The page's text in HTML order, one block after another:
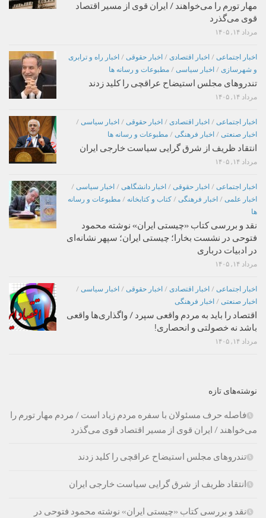
مهار تورم را می‌خواهند / ایران قوی از مسیر اقتصاد
قوی می‌گذرد
مرداد ۱۴, ۱۴۰۵
اخبار اجتماعی / اخبار اقتصادی / اخبار حقوقی / اخبار راه و ترابری
و شهرسازی / اخبار سیاسی / مطبوعات و رسانه ها
تندروهای مجلس استیضاح عراقچی را کلید زدند
مرداد ۱۴, ۱۴۰۵
اخبار اجتماعی / اخبار اقتصادی / اخبار حقوقی / اخبار سیاسی /
اخبار صنعتی / اخبار فرهنگی / مطبوعات و رسانه ها
انتقاد ظریف از شرق گرایی سیاست خارجی ایران
مرداد ۱۴, ۱۴۰۵
اخبار اجتماعی / اخبار حقوقی / اخبار دانشگاهی / اخبار سیاسی /
اخبار علمی / اخبار فرهنگی / کتاب و کتابخانه / مطبوعات و رسانه
ها
نقد و بررسی کتاب «چیستی ایران» نوشته محمود
فتوحی در نشست بخارا؛ چیستی ایران؛ سپهر نشانه‌ای
در ادبیات درباری
مرداد ۱۴, ۱۴۰۵
اخبار اجتماعی / اخبار اقتصادی / اخبار حقوقی / اخبار سیاسی /
اخبار صنعتی / اخبار فرهنگی
اقتصاد را باید به مردم واقعی سپرد / واگذاری‌ها واقعی
باشد نه خصولتی و انحصاری!
مرداد ۱۴, ۱۴۰۵
نوشته‌های تازه
فاصله حرف مسئولان با سفره مردم زیاد است / مردم مهار تورم را
می‌خواهند / ایران قوی از مسیر اقتصاد قوی می‌گذرد
تندروهای مجلس استیضاح عراقچی را کلید زدند
انتقاد ظریف از شرق گرایی سیاست خارجی ایران
نقد و بررسی کتاب «چیستی ایران» نوشته محمود فتوحی در